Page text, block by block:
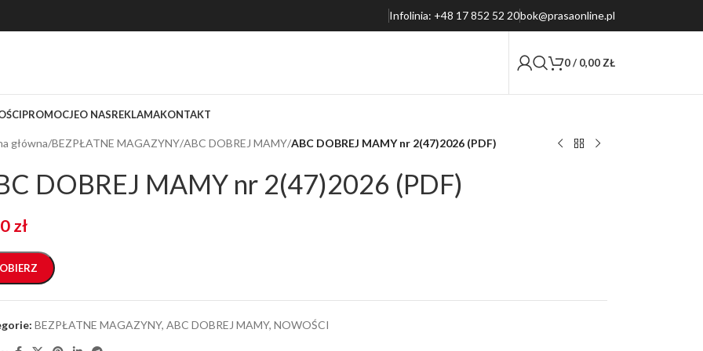
Infolinia: +48 17 852 52 20bok@prasaonline.pl
0/ 0,00 ZŁ
PROMOCJEO NASREKLAMAKONTAKT
główna/BEZPŁATNE MAGAZYNY/ABC DOBREJ MAMY/ABC DOBREJ MAMY nr 2(47)2026 (PDF)
DOBREJ MAMY nr 2(47)2026 (PDF)
zł
BEZPŁATNE MAGAZYNY, ABC DOBREJ MAMY, NOWOŚCI